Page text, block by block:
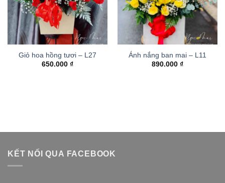
Giỏ hoa hồng tươi – L27
650.000 ₫
Ánh nắng ban mai – L11
890.000 ₫
KẾT NỐI QUA FACEBOOK